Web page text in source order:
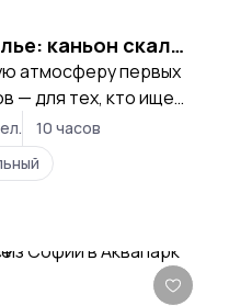
Мистическое Суходолье: каньон скальных монастырей
атмосферу первых
— для тех, кто ищет
приключение.
10 часов